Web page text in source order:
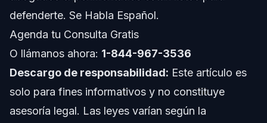
Notas para Carolina del Norte
Conceptos a Nivel Nacional (Solo General, las Reglas
Cuándo Llamar a un Abogado Inmediatamente
defenderte. Se Habla Español.
Agenda tu Consulta Gratis
O llámanos ahora: 1-844-967-3536
Descargo de responsabilidad: Este artículo es
solo para fines informativos y no constituye
asesoría legal. Las leyes varían según la